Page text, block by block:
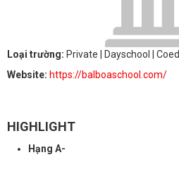
Loại trường: Private | Dayschool
| Coed
Website: https://balboaschool.com/
HIGHLIGHT
Hạng A-